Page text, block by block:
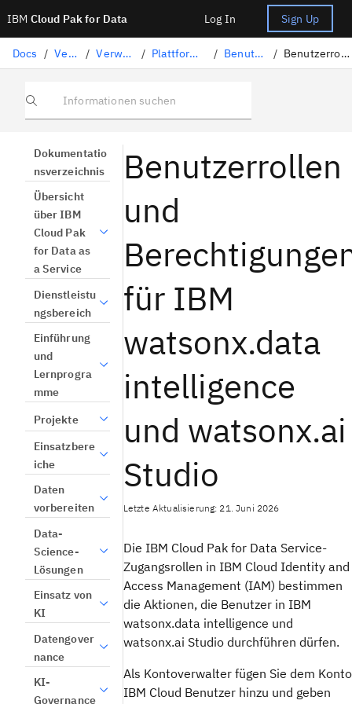
IBM Cloud Pak for Data Log In Sign Up
Docs / Verwaltung / Verwaltung unter IBM Cloud / Plattform für Administratoren einrichten / Benutzer und Zugriff verwalten / Benutzerrollen für „ IBM Knowledge Catalog “ und „ watsonx.ai Studio“
Informationen suchen
Dokumentatio
nsverzeichnis
Übersicht
über IBM
Cloud Pak
for Data as
a Service
Dienstleistu
ngsbereich
Einführung
und
Lernprogra
mme
Projekte
Einsatzbere
iche
Daten
vorbereiten
Data-
Science-
Lösungen
Einsatz von
KI
Datengover
nance
KI-
Governance
Benutzerrollen
und
für IBM
watsonx.data
intelligence
und watsonx.ai
Studio
Letzte Aktualisierung: 21. Juni 2026
Die IBM Cloud Pak for Data Service-
Zugangsrollen in IBM Cloud Identity and
Access Management (IAM) bestimmen
die Aktionen, die Benutzer in IBM
watsonx.data intelligence und
watsonx.ai Studio durchführen dürfen.
Als Kontoverwalter fügen Sie dem Konto
IBM Cloud Benutzer hinzu und geben